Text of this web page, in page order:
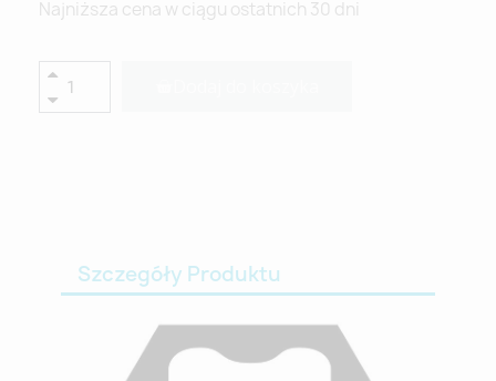
Najniższa cena w ciągu ostatnich 30 dni
Szczegóły Produktu